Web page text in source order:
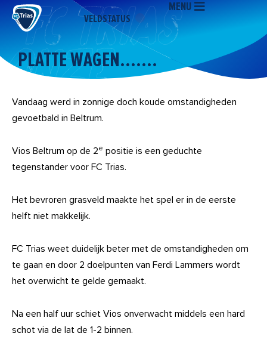
naar
inhoud
VELDSTATUS
MENU
PLATTE WAGEN…….
Vandaag werd in zonnige doch koude omstandigheden
gevoetbald in Beltrum.
Vios Beltrum op de 2e positie is een geduchte
tegenstander voor FC Trias.
Het bevroren grasveld maakte het spel er in de eerste
helft niet makkelijk.
FC Trias weet duidelijk beter met de omstandigheden om
te gaan en door 2 doelpunten van Ferdi Lammers wordt
het overwicht te gelde gemaakt.
Na een half uur schiet Vios onverwacht middels een hard
schot via de lat de 1-2 binnen.